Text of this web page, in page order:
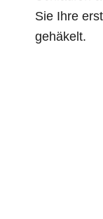
Sie Ihre
gehäkelt.